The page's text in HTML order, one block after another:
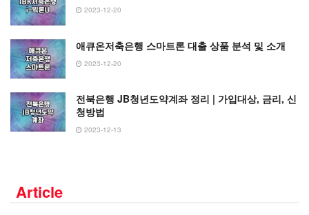
2023-12-20
애큐온저축은행 스마트론 대출 상품 분석 및 소개
2023-12-20
전북은행 JB청년도약계좌 정리 | 가입대상, 금리, 신
청방법
2023-12-13
Article